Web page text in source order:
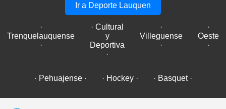
Ir a Deporte Lauquen
·
Trenquelauquense
·
· Cultural
y
Deportiva
·
·
Villeguense
·
·
Oeste
·
· Pehuajense · · Hockey · · Basquet ·